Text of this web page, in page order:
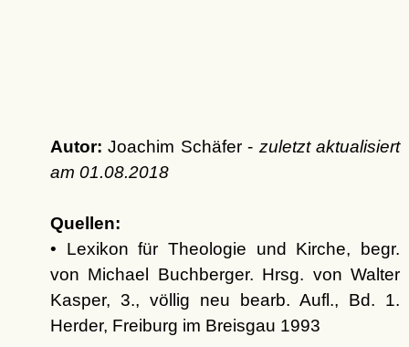
Autor: Joachim Schäfer - zuletzt aktualisiert
am 01.08.2018
Quellen:
• Lexikon für Theologie und Kirche, begr.
von Michael Buchberger. Hrsg. von Walter
Kasper, 3., völlig neu bearb. Aufl., Bd. 1.
Herder, Freiburg im Breisgau 1993